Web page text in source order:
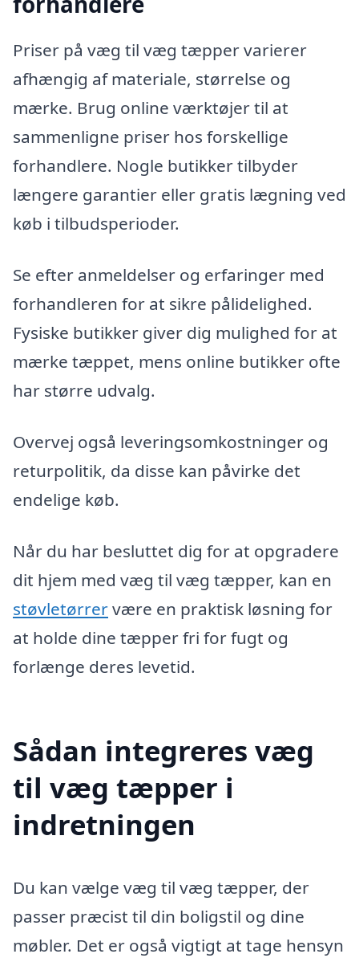
Priser på væg til væg tæpper varierer
afhængig af materiale, størrelse og
mærke. Brug online værktøjer til at
sammenligne priser hos forskellige
forhandlere. Nogle butikker tilbyder
længere garantier eller gratis lægning ved
køb i tilbudsperioder.
Se efter anmeldelser og erfaringer med
forhandleren for at sikre pålidelighed.
Fysiske butikker giver dig mulighed for at
mærke tæppet, mens online butikker ofte
har større udvalg.
Overvej også leveringsomkostninger og
returpolitik, da disse kan påvirke det
endelige køb.
Når du har besluttet dig for at opgradere
dit hjem med væg til væg tæpper, kan en
støvletørrervære en praktisk løsning for
at holde dine tæpper fri for fugt og
forlænge deres levetid.
Sådan integreres væg
til væg tæpper i
indretningen
Du kan vælge væg til væg tæpper, der
passer præcist til din boligstil og dine
møbler. Det er også vigtigt at tage hensyn